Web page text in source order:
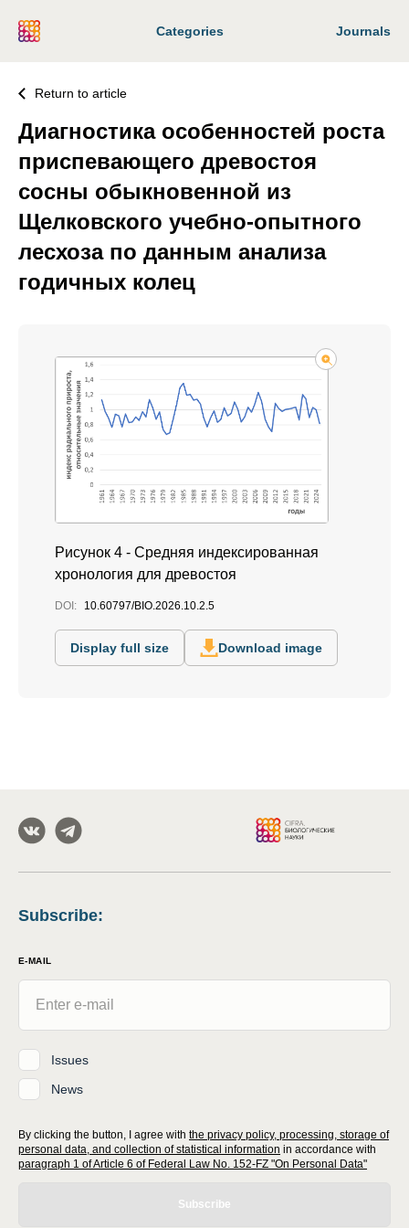
Categories Journals
Return to article
Диагностика особенностей роста
приспевающего древостоя
сосны обыкновенной из
Щелковского учебно-опытного
лесхоза по данным анализа
годичных колец
Рисунок 4 - Средняя индексированная
хронология для древостоя
DOI: 10.60797/BIO.2026.10.2.5
Display full size Download image
Subscribe:
E-MAIL
Issues
News
By clicking the button, I agree with the privacy policy, processing, storage of
personal data, and collection of statistical information in accordance with
paragraph 1 of Article 6 of Federal Law No. 152-FZ "On Personal Data"
Subscribe